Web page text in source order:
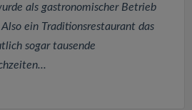
als gastronomischer Betrieb
ein Traditionsrestaurant das
sogar tausende